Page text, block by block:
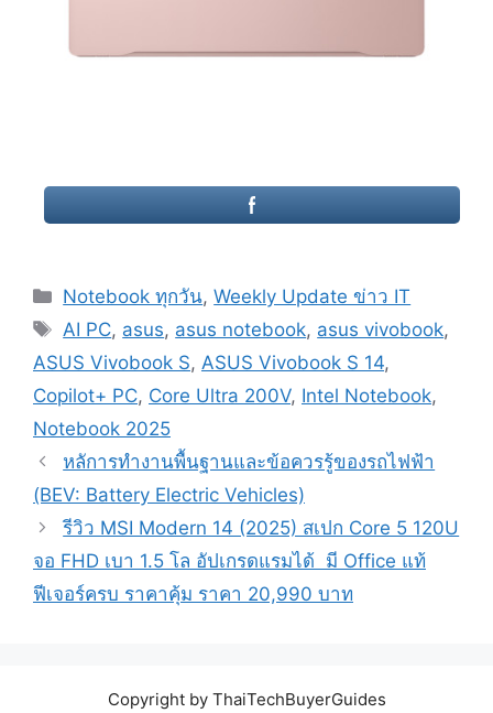
Categories
Notebook ทุกวัน,Weekly Update ข่าว IT
Tags
AI PC, asus, asus notebook, asus vivobook,
ASUS Vivobook S, ASUS Vivobook S 14,
Copilot+ PC, Core Ultra 200V, Intel Notebook,
Notebook 2025
Post
navigation
หลัการทำงานพื้นฐานและข้อควรรู้ของรถไฟฟ้า
(BEV: Battery Electric Vehicles)
รีวิว MSI Modern 14 (2025) ​สเปก Core 5 120U
จอ FHD เบา 1.5 โล อัปเกรดแรมได้ มี Office แท้
ฟีเจอร์ครบ ราคาคุ้ม ราคา 20,990 บาท
Copyright by ThaiTechBuyerGuides